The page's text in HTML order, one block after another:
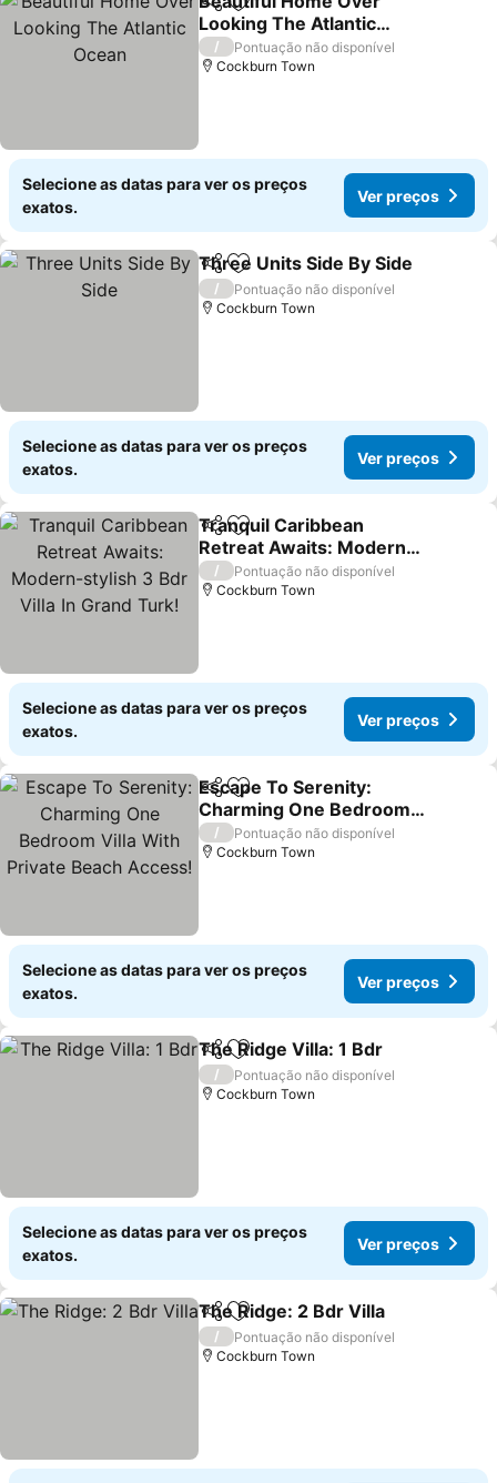
PartilharAdicionar aos favoritos
Looking The Atlantic
Ocean
/
Pontuação não disponível
Cockburn Town
Selecione as datas para ver os preços
exatos.
Ver preços
PartilharAdicionar aos favoritos
Three Units Side By Side
/
Pontuação não disponível
Cockburn Town
Selecione as datas para ver os preços
exatos.
Ver preços
PartilharAdicionar aos favoritos
Tranquil Caribbean
Retreat Awaits: Modern-
stylish 3 Bdr Villa In
Grand Turk!
/
Pontuação não disponível
Cockburn Town
Selecione as datas para ver os preços
exatos.
Ver preços
PartilharAdicionar aos favoritos
Escape To Serenity:
Charming One Bedroom
Villa With Private Beach
Access!
/
Pontuação não disponível
Cockburn Town
Selecione as datas para ver os preços
exatos.
Ver preços
PartilharAdicionar aos favoritos
The Ridge Villa: 1 Bdr
/
Pontuação não disponível
Cockburn Town
Selecione as datas para ver os preços
exatos.
Ver preços
PartilharAdicionar aos favoritos
The Ridge: 2 Bdr Villa
/
Pontuação não disponível
Cockburn Town